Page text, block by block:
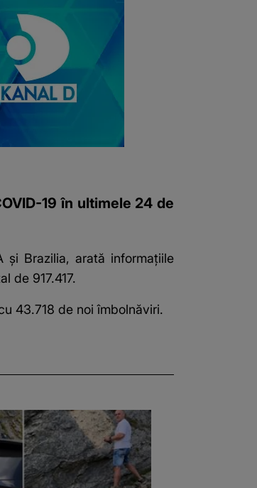
19 în ultimele 24 de
Brazilia, arată informaţiile
de 917.417.
43.718 de noi îmbolnăviri.